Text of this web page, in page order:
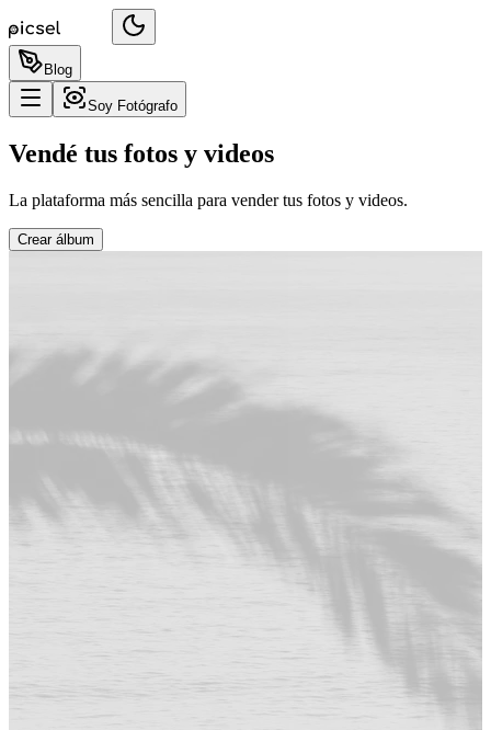
Blog
Soy Fotógrafo
Vendé tus fotos y videos
La plataforma más sencilla para vender tus fotos y videos.
Crear álbum